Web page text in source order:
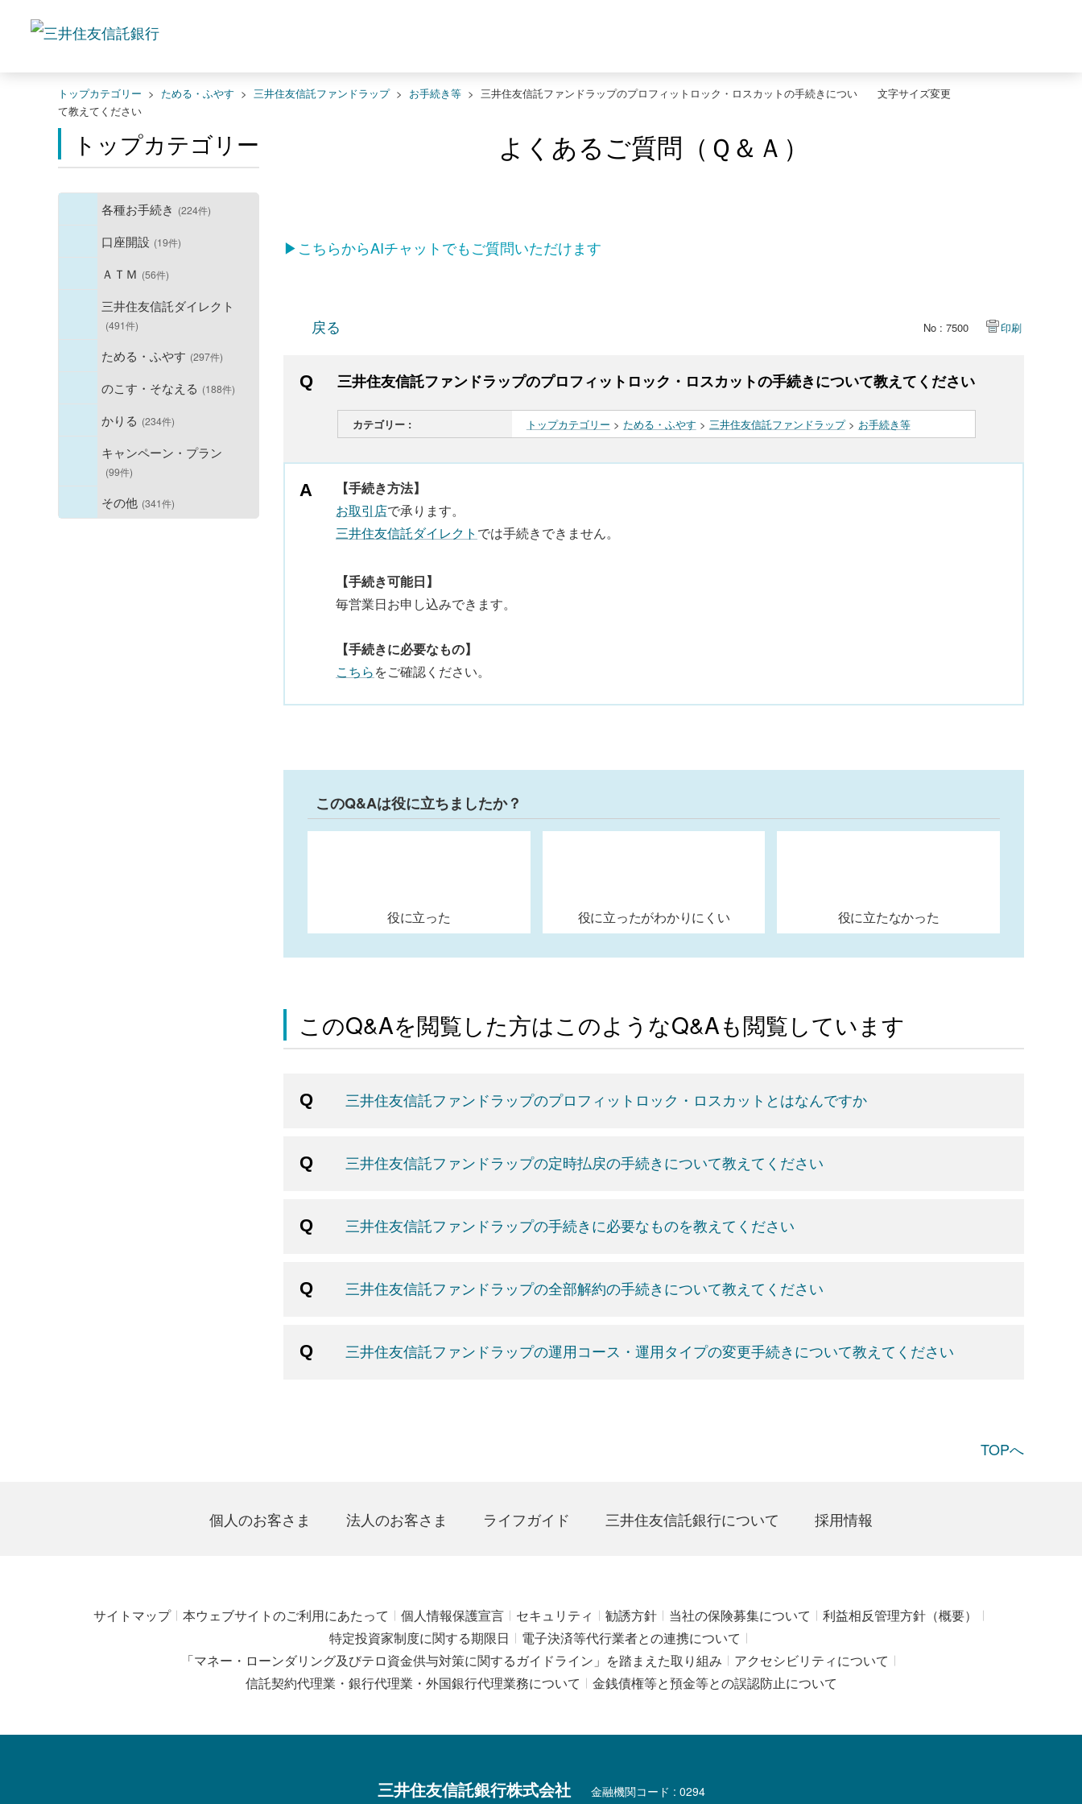
文字サイズ変更
トップカテゴリー > ためる・ふやす > 三井住友信託ファンドラップ > お手続き等 > 三井住友信託ファンドラップのプロフィットロック・ロスカットの手続きについ
て教えてください
トップカテゴリー
各種お手続き (224件)
口座開設 (19件)
ＡＴＭ (56件)
三井住友信託ダイレクト
(491件)
ためる・ふやす (297件)
のこす・そなえる (188件)
かりる (234件)
キャンペーン・プラン
(99件)
その他 (341件)
よくあるご質問（Ｑ＆Ａ）
▶こちらからAIチャットでもご質問いただけます
戻る No : 7500 印刷
三井住友信託ファンドラップのプロフィットロック・ロスカットの手続きについて教えてください
カテゴリー : トップカテゴリー > ためる・ふやす > 三井住友信託ファンドラップ> お手続き等
【手続き方法】
お取引店で承ります。
三井住友信託ダイレクト では手続きできません。
【手続き可能日】
毎営業日お申し込みできます。
【手続きに必要なもの】
こちらをご確認ください。
このQ&Aは役に立ちましたか？
役に立った 役に立ったがわかりにくい 役に立たなかった
このQ&Aを閲覧した方はこのようなQ&Aも閲覧しています
三井住友信託ファンドラップのプロフィットロック・ロスカットとはなんですか
三井住友信託ファンドラップの定時払戻の手続きについて教えてください
三井住友信託ファンドラップの手続きに必要なものを教えてください
三井住友信託ファンドラップの全部解約の手続きについて教えてください
三井住友信託ファンドラップの運用コース・運用タイプの変更手続きについて教えてください
TOPへ
個人のお客さま 法人のお客さま ライフガイド 三井住友信託銀行について 採用情報
サイトマップ 本ウェブサイトのご利用にあたって 個人情報保護宣言 セキュリティ 勧誘方針 当社の保険募集について
利益相反管理方針（概要）
特定投資家制度に関する期限日
電子決済等代行業者との連携について
「マネー・ローンダリング及びテロ資金供与対策に関するガイドライン」を踏まえた取り組み
アクセシビリティについて
信託契約代理業・銀行代理業・外国銀行代理業務について
金銭債権等と預金等との誤認防止について
三井住友信託銀行株式会社 金融機関コード : 0294